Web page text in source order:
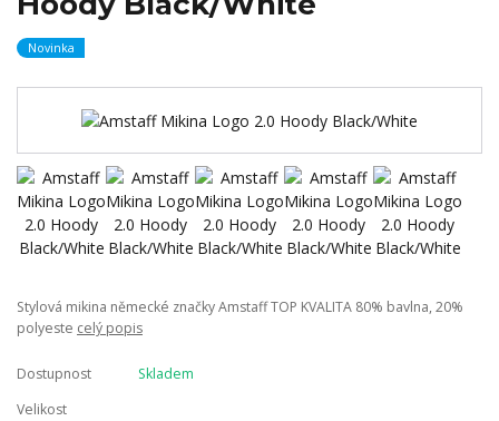
Novinka
Stylová mikina německé značky Amstaff TOP KVALITA 80% bavlna, 20%
polyeste celý popis
Dostupnost
Skladem
Velikost